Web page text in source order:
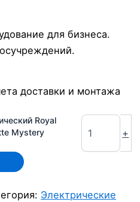
для бизнеса.
доставки и монтажа
Royal
Mystery
+
Электрические